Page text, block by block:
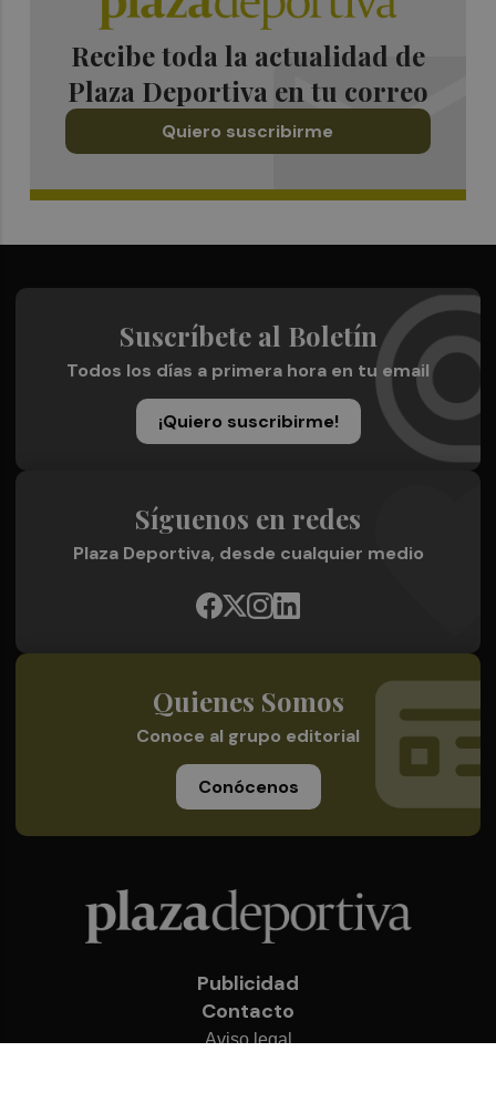
Recibe toda la actualidad de
Plaza Deportiva en tu correo
Quiero suscribirme
Suscríbete al Boletín
Todos los días a primera hora en tu email
¡Quiero suscribirme!
Síguenos en redes
Plaza Deportiva, desde cualquier medio
Quienes Somos
Conoce al grupo editorial
Conócenos
Publicidad
Contacto
Aviso legal